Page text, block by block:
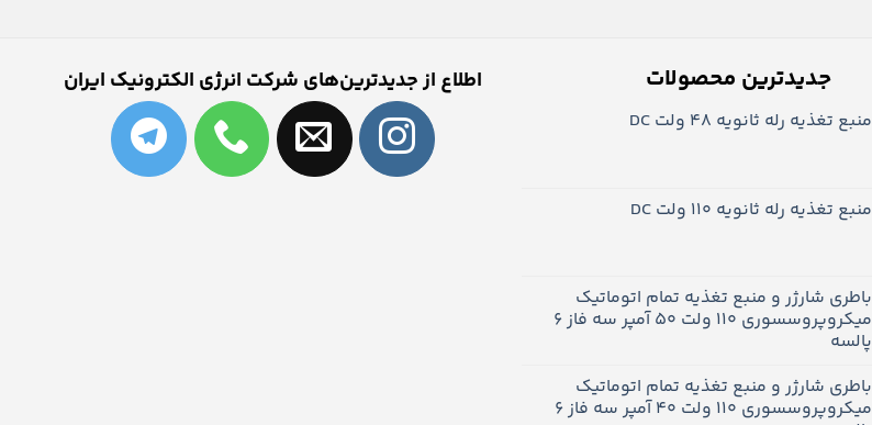
جدیدترین محصولات
منبع تغذیه رله ثانویه 48 ولت DC
منبع تغذیه رله ثانویه ۱۱۰ ولت DC
باطری شارژر و منبع تغذیه تمام اتوماتیک
میکروپروسسوری 110 ولت 50 آمپر سه فاز 6
پالسه
باطری شارژر و منبع تغذیه تمام اتوماتیک
میکروپروسسوری 110 ولت 40 آمپر سه فاز 6
اطلاع از جدیدترین‌های شرکت انرژی الکترونیک ایران